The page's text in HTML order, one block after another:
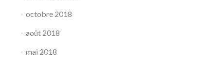
octobre 2018
août 2018
mai 2018